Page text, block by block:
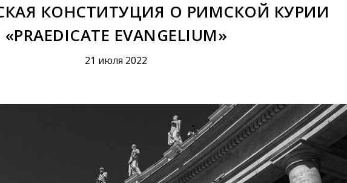
КОНСТИТУЦИЯ О РИМСКОЙ КУРИИ
«PRAEDICATE EVANGELIUM»
21 июля 2022